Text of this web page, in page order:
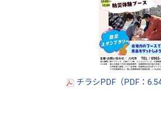
チラシPDF（PDF：